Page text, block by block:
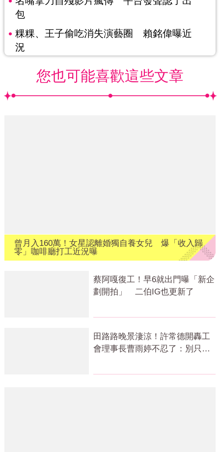
包
粿粿、王子偷吃消失演藝圈 賴銘偉曝近
況
您也可能喜歡這些文章
曾月入160萬！女星認離婚獨自養女兒 爆「收入歸
零」咖啡廳打工近況曝
蔡阿嘎復工！早6就出門曝「新企
劃開拍」 二伯IG也更新了
田路路晚景淒涼！許常德開轟工
會理事長曹雨婷不忍了：別只包